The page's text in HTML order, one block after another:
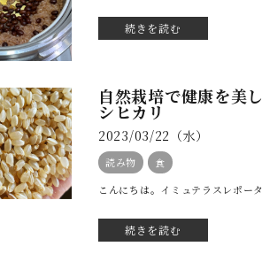
続きを読む
自然栽培で健康を美
シヒカリ
2023/03/22（水）
読み物
食
こんにちは。イミュテラスレポ
続きを読む